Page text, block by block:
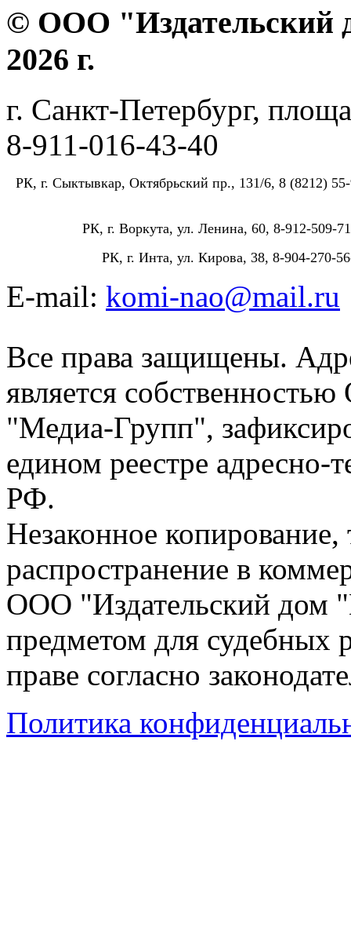
© ООО "Издательский
2026 г.
г. Санкт-Петербург,
8-911-016-43-40
РК, г. Сыктывкар, Октябрьский пр., 131/6, 8 (8212)
РК, г. Воркута, ул. Ленина, 60, 8-912-509-
РК, г. Инта, ул. Кирова, 38, 8-904-270-
E-mail: komi-nao@mail.ru
Все права защищены.
является
"Медиа-Групп",
едином реестре адресно-
РФ.
Незаконное
распространение в
ООО "Издательский дом
предметом для судебных
праве согласно
Политика